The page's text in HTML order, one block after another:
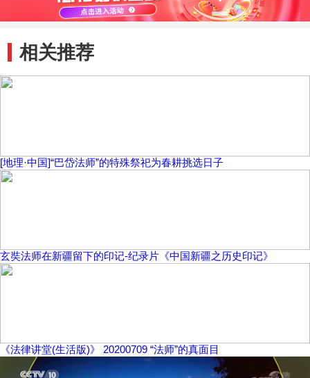
相关推荐
[地理·中国]“巴岱法师”的特殊祭祀为春耕挑选日子
玄奘法师在新疆留下的印记-纪录片《中国新疆之历史印记》
《法律讲堂(生活版)》 20200709 “法师”的真面目